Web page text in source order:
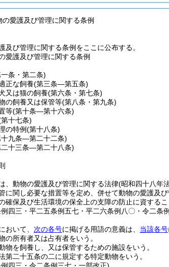
の愛護及び管理に関する条例
及び管理に関する条例をここに公布する。
愛護及び管理に関する条例
条・第二条)
正な飼養(第三条―第五条)
又は猫の飼養(第六条・第七条)
の飼養又は保管等(第八条・第九条)
等(第十条―第十六条)
十七条)
の特例(第十八条)
九条―第二十二条)
十三条―第二十八条)
、動物の愛護及び管理に関する法律(昭和四十八年
に関し必要な措置等を定め、併せて動物の愛護及
確保及び生活環境の保全上の支障の防止に資するこ
四三・平二五条例五七・平二六条例八〇・令二条
おいて、 次の各号に掲げる用語の意義は、 当該各号
所有者又は占有者をいう。
を飼養し、又は保管するための施設をいう。
二十五条の二に規定する特定動物をいう。